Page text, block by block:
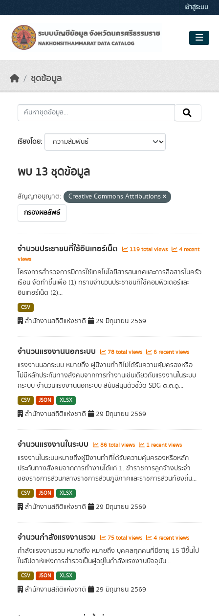
เข้าสู่ระบบ
ชุดข้อมูล
เรียงโดย
พบ 13 ชุดข้อมูล
สัญญาอนุญาต:
Creative Commons Attributions
กรองผลลัพธ์
จำนวนประชาชนที่ใช้อินเทอร์เน็ต 119 total views
4 recent
views
โครงการสำรวจการมีการใช้เทคโนโลยีสารสนเทศและการสื่อสารในครัว
เรือน จัดทำขึ้นเพื่อ (1) ทราบจำนวนประชาชนที่ใช้คอมพิวเตอร์และ
อินเทอร์เน็ต (2)...
CSV
สำนักงานสถิติแห่งชาติ 29 มิถุนายน 2569
จำนวนแรงงานนอกระบบ 78 total views 6 recent views
แรงงานนอกระบบ หมายถึง ผู้มีงานทําที่ไม่ได้รับความคุ้มครองหรือ
ไม่มีหลักประกันทางสังคมจากการทํางานเช่นเดียวกับแรงงานในระบบ
กระบบ จำนวนแรงงานนอกระบบ สนับสนุนตัวชี้วัด SDG ๘.๓.๑...
CSV JSON XLSX
สำนักงานสถิติแห่งชาติ 29 มิถุนายน 2569
จำนวนแรงงานในระบบ 86 total views 1 recent views
แรงงานในระบบหมายถึงผู้มีงานทําที่ได้รับความคุ้มครองหรือหลัก
ประกันทางสังคมจากการทํางานได้แก่ 1. ข้าราชการลูกจ้างประจํา
ของราชการส่วนกลางราชการส่วนภูมิภาคและราชการส่วนท้องถิ่น...
CSV JSON XLSX
สำนักงานสถิติแห่งชาติ 29 มิถุนายน 2569
จำนวนกำลังแรงงานรวม 75 total views 4 recent views
กำลังแรงงานรวม หมายถึง หมายถึง บุคคลทุกคนที่มีอายุ 15 ปีขึ้นไป
ในสัปดาห์แห่งการสำรวจเป็นผู้อยู่ในกำลังแรงงานปัจจุบัน...
CSV JSON XLSX
สำนักงานสถิติแห่งชาติ 29 มิถุนายน 2569